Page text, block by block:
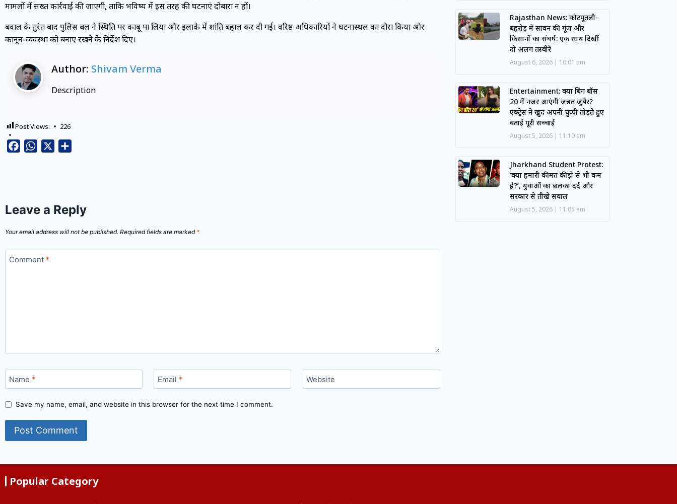
मामलों में सख्त कार्रवाई की जाएगी, ताकि भविष्य में इस तरह की घटनाएं दोबारा न हों।
बवाल के तुरंत बाद पुलिस बल ने स्थिति पर काबू पा लिया और इलाके में शांति बहाल कर दी गई। वरिष्ठ अधिकारियों ने घटनास्थल का दौरा किया और
कानून-व्यवस्था को बनाए रखने के निर्देश दिए।
Author: Shivam Verma
Description
Post Views: 226
FacebookWhatsApp
Leave a Reply
Your email address will not be published. Required fields are marked *
Comment *
Name * Email * Website
Save my name, email, and website in this browser for the next time I comment.
Rajasthan News: कोटपूतली-
बहरोड़ में सावन की गूंज और
किसानों का संघर्ष: एक साथ दिखीं
दो अलग तस्वीरें
August 6, 2026 10:01 am
Entertainment: क्या बिग बॉस
20 में नजर आएंगी जन्नत जुबैर?
एक्ट्रेस ने खुद अपनी चुप्पी तोड़ते हुए
बताई पूरी सच्चाई
August 5, 2026 11:10 am
Jharkhand Student Protest:
‘क्या हमारी कीमत कीड़ों से भी कम
है?’, युवाओं का छलका दर्द और
सरकार से तीखे सवाल
August 5, 2026 11:05 am
Popular Category